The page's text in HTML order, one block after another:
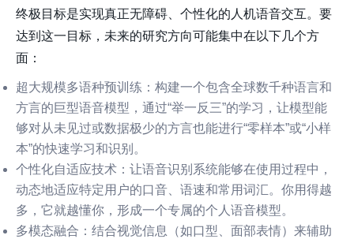
终极目标是实现真正无障碍、个性化的人机语音交互。要
达到这一目标，未来的研究方向可能集中在以下几个方
面：
超大规模多语种预训练 ：构建一个包含全球数千种语言和
方言的巨型语音模型，通过“举一反三”的学习，让模型能
够对从未见过或数据极少的方言也能进行“零样本”或“小样
本”的快速学习和识别。
个性化自适应技术 ：让语音识别系统能够在使用过程中，
动态地适应特定用户的口音、语速和常用词汇。你用得越
多，它就越懂你，形成一个专属的个人语音模型。
多模态融合 ：结合视觉信息（如口型、面部表情）来辅助